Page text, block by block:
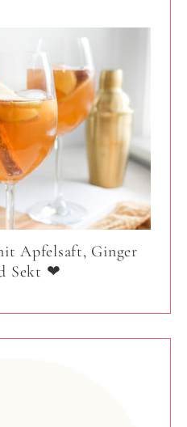
Apfelsaft, Ginger
Sekt ❤